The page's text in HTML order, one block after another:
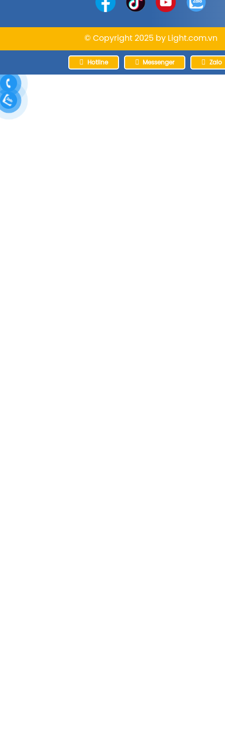
© Copyright 2025 by Light.com.vn
Hotline Messenger Zalo